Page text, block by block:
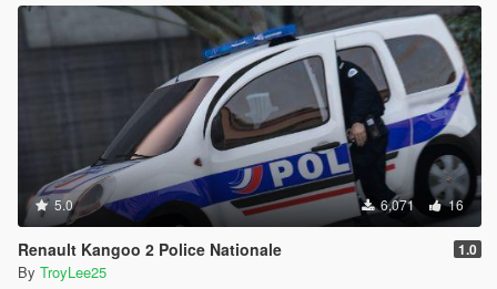
5.0 6,071 16
Renault Kangoo 2 Police Nationale 1.0
By TroyLee25